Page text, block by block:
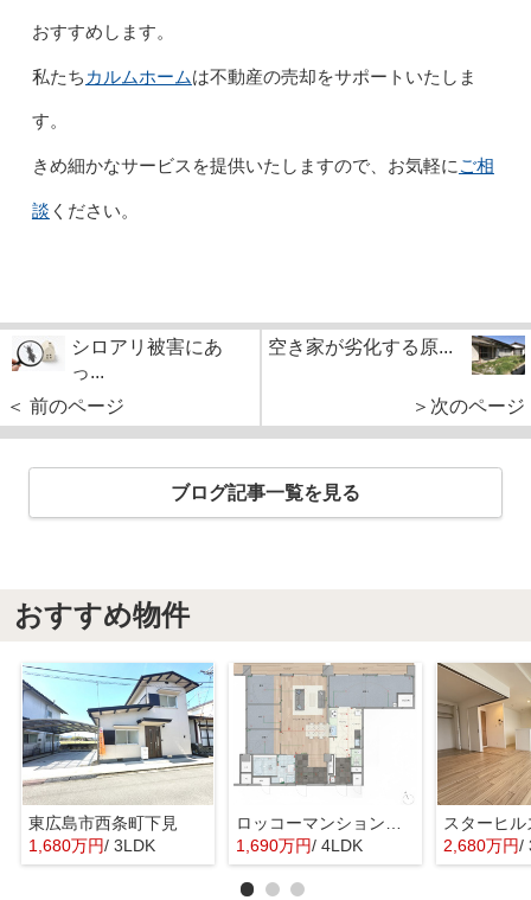
おすすめします。
私たち カルムホームは不動産の売却をサポートいたしま
す。
きめ細かなサービスを提供いたしますので、お気軽に ご相
談 ください。
シロアリ被害にあ
っ...
＜ 前のページ
空き家が劣化する原...
＞次のページ
ブログ記事一覧を見る
おすすめ物件
東広島市西条町下見
1,680万円/ 3LDK
ロッコーマンション東観音
1,690万円/ 4LDK
スターヒル
2,680万円/